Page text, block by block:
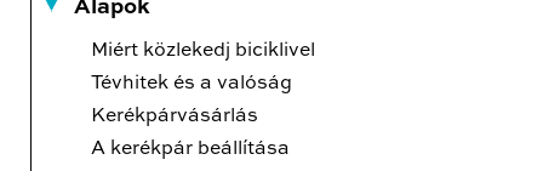
Alapok
Miért közlekedj biciklivel
Tévhitek és a valóság
Kerékpárvásárlás
A kerékpár beállítása